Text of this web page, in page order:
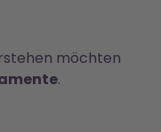
möchten
.